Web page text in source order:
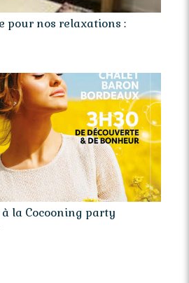
pour nos relaxations :
la Cocooning party